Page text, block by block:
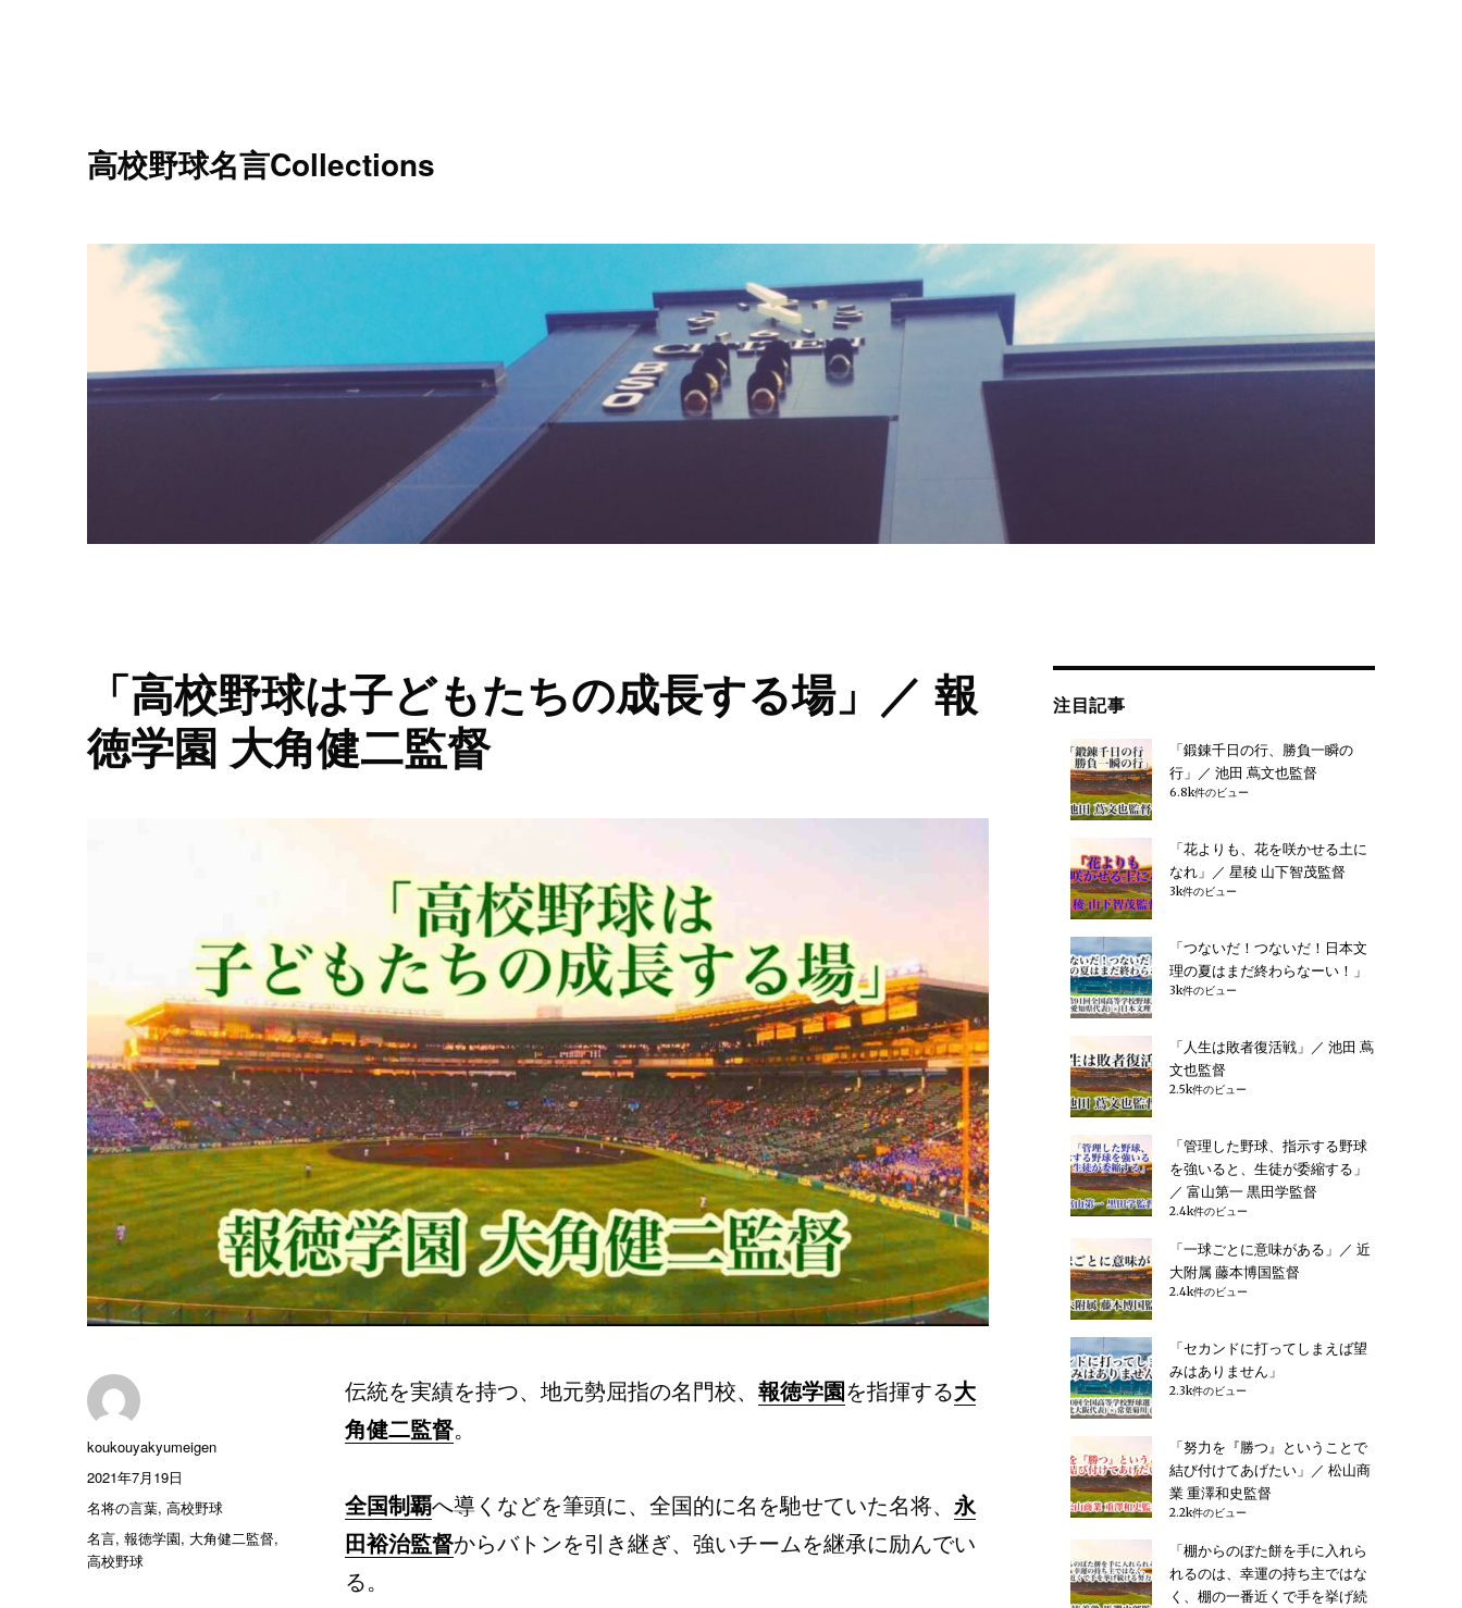
高校野球名言Collections
「高校野球は子どもたちの成長する場」／ 報
徳学園 大角健二監督
伝統を実績を持つ、地元勢屈指の名門校、 報徳学園を指揮する大
角健二監督。
全国制覇へ導くなどを筆頭に、全国的に名を馳せていた名将、 永
田裕治監督からバトンを引き継ぎ、強いチームを継承に励んでい
る。
投
稿
koukouyakyumeigen
投
稿
日:
2021年7月19日
カ
テ
ゴ
リ
名将の言葉,高校野球
タ
グ
名言,報徳学園, 大角健二監督,
高校野球
注目記事
「鍛錬千日の行、勝負一瞬の
行」／ 池田 蔦文也監督
6.8k件のビュー
「花よりも、花を咲かせる土に
なれ」／ 星稜 山下智茂監督
3k件のビュー
「つないだ！つないだ！日本文
理の夏はまだ終わらなーい！」
3k件のビュー
「人生は敗者復活戦」／ 池田 蔦
文也監督
2.5k件のビュー
「管理した野球、指示する野球
を強いると、生徒が委縮する」
／ 富山第一 黒田学監督
2.4k件のビュー
「一球ごとに意味がある」／ 近
大附属 藤本博国監督
2.4k件のビュー
「セカンドに打ってしまえば望
みはありません」
2.3k件のビュー
「努力を『勝つ』ということで
結び付けてあげたい」／ 松山商
業 重澤和史監督
2.2k件のビュー
「棚からのぼた餅を手に入れら
れるのは、幸運の持ち主ではな
く、棚の一番近くで手を挙げ続